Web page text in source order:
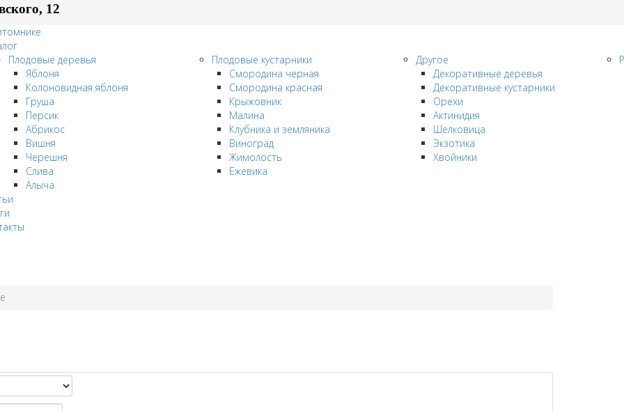
12
Плодовые деревья
Яблоня
Колоновидная яблоня
Груша
Персик
Абрикос
Вишня
Черешня
Слива
Алыча
Плодовые кустарники
Смородина черная
Смородина красная
Крыжовник
Малина
Клубника и земляника
Виноград
Жимолость
Ежевика
Другое
Декоративные деревья
Декоративные кустарники
Орехи
Актинидия
Шелковица
Экзотика
Хвойники